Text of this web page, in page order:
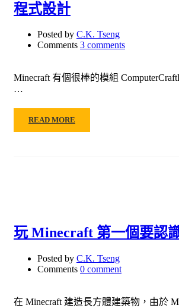
程式設計
Posted by C.K. Tseng
Comments 3 comments
Minecraft 有個很棒的模組
…
READ MORE
玩 Minecraft 第一個要認
Posted by C.K. Tseng
Comments 0 comment
在 Minecraft 建造長方體建築物，由於